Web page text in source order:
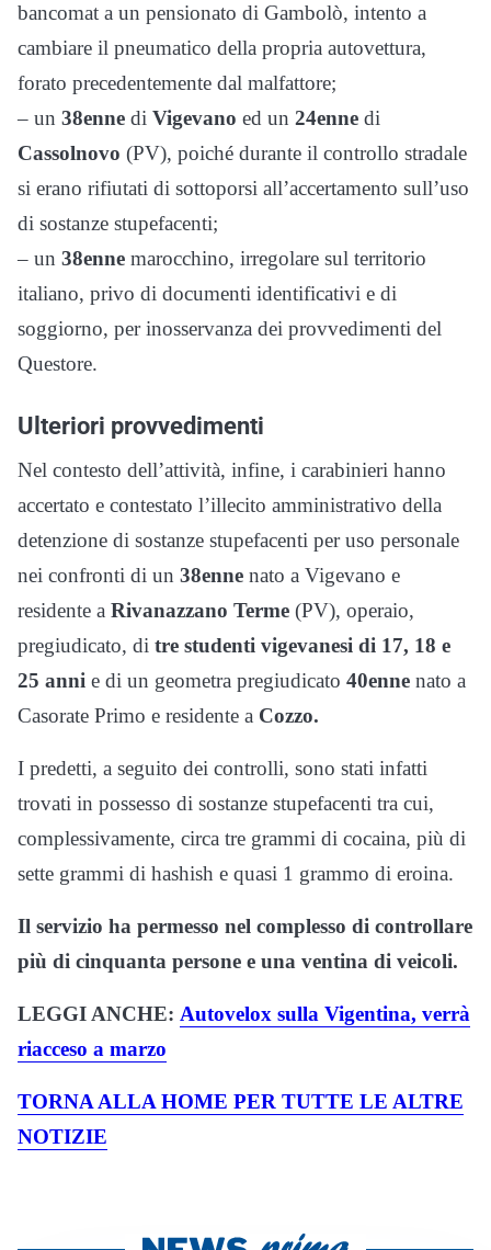
bancomat a un pensionato di Gambolò, intento a
cambiare il pneumatico della propria autovettura,
forato precedentemente dal malfattore;
– un 38enne di Vigevano ed un 24enne di
Cassolnovo (PV), poiché durante il controllo stradale
si erano rifiutati di sottoporsi all’accertamento sull’uso
di sostanze stupefacenti;
– un 38enne marocchino, irregolare sul territorio
italiano, privo di documenti identificativi e di
soggiorno, per inosservanza dei provvedimenti del
Questore.
Ulteriori provvedimenti
Nel contesto dell’attività, infine, i carabinieri hanno
accertato e contestato l’illecito amministrativo della
detenzione di sostanze stupefacenti per uso personale
nei confronti di un 38enne nato a Vigevano e
residente a Rivanazzano Terme (PV), operaio,
pregiudicato, di tre studenti vigevanesi di 17, 18 e
25 anni e di un geometra pregiudicato 40enne nato a
Casorate Primo e residente a Cozzo.
I predetti, a seguito dei controlli, sono stati infatti
trovati in possesso di sostanze stupefacenti tra cui,
complessivamente, circa tre grammi di cocaina, più di
sette grammi di hashish e quasi 1 grammo di eroina.
Il servizio ha permesso nel complesso di controllare
più di cinquanta persone e una ventina di veicoli.
LEGGI ANCHE: Autovelox sulla Vigentina, verrà
riacceso a marzo
TORNA ALLA HOME PER TUTTE LE ALTRE
NOTIZIE